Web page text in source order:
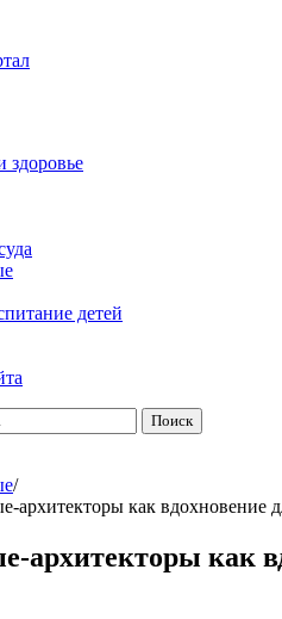
здоровье
детей
архитекторы как вдохновение
архитекторы как